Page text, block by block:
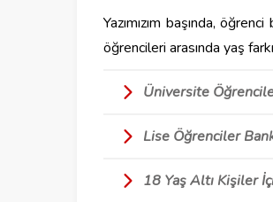
Yazımızım başında,
öğrencileri arasında yaş
Üniversite
Lise Öğrenciler
18 Yaş Altı Kişiler